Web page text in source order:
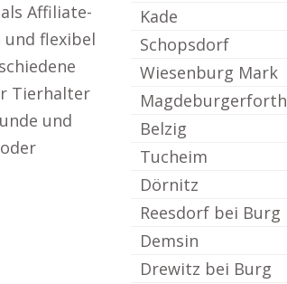
Affiliate-
flexibel
Tierhalter
und
Kade
Schopsdorf
Wiesenburg Mark
Magdeburgerforth
Belzig
Tucheim
Dörnitz
Reesdorf bei Burg
Demsin
Drewitz bei Burg